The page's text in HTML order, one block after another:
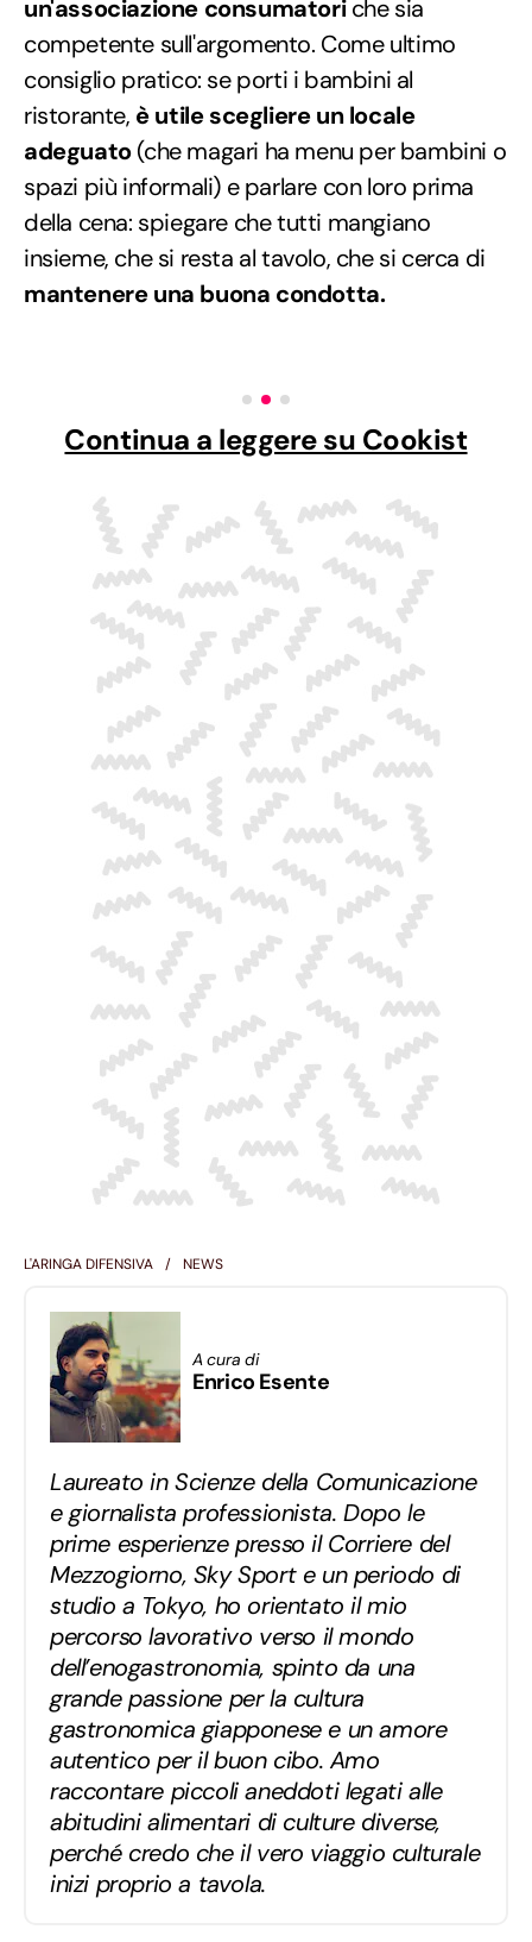
un'associazione consumatoriche sia
competente sull'argomento. Come ultimo
consiglio pratico: se porti i bambini al
ristorante, è utile scegliere un locale
adeguato(che magari ha menu per bambini o
spazi più informali) e parlare con loro prima
della cena: spiegare che tutti mangiano
insieme, che si resta al tavolo, che si cerca di
mantenere una buona condotta.
Continua a leggere su Cookist
L'ARINGA DIFENSIVA NEWS
A cura di
Enrico Esente
Laureato in Scienze della Comunicazione
e giornalista professionista. Dopo le
prime esperienze presso il Corriere del
Mezzogiorno, Sky Sport e un periodo di
studio a Tokyo, ho orientato il mio
percorso lavorativo verso il mondo
dell’enogastronomia, spinto da una
grande passione per la cultura
gastronomica giapponese e un amore
autentico per il buon cibo. Amo
raccontare piccoli aneddoti legati alle
abitudini alimentari di culture diverse,
perché credo che il vero viaggio culturale
inizi proprio a tavola.